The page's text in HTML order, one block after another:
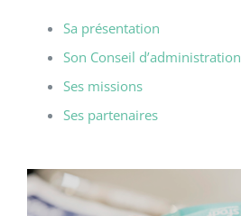
Sa présentation
Son Conseil d’administration
Ses missions
Ses partenaires